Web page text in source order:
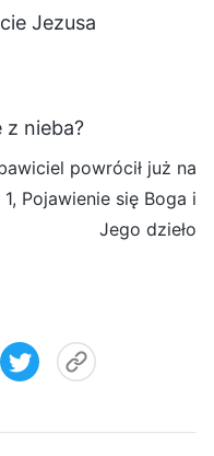
Jezusa
z nieba?
powrócił już na
1, Pojawienie się Boga i
Jego dzieło